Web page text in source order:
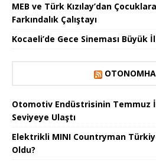
MEB ve Türk Kızılay’dan
Farkındalık Çalıştayı
Kocaeli’de Gece Sineması Büyük
Otomotiv Endüstrisinin Temmuz
Seviyeye Ulaştı
Elektrikli MINI Countryman
Oldu?